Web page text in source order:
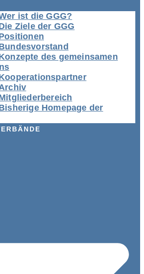
ist die GGG?
Ziele der GGG
des gemeinsamen
Homepage der